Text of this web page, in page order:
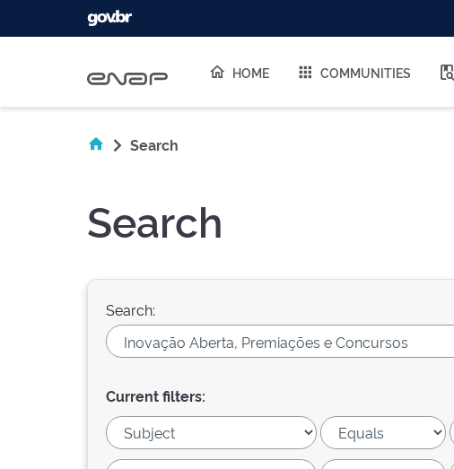
HOME COMMUNITIES
Search
Search
Search:
Current filters: